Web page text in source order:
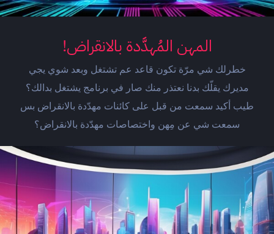
المهن المُهدَّدة بالانقراض!
خطرلك شي مرّة تكون قاعد عم تشتغل وبعد شوي يجي
مديرك يقلّك بدنا نعتذر منك صار في برنامج يشتغل بدالك؟
طيب أكيد سمعت من قبل على كائنات مهدّدة بالانقراض بس
سمعت شي عن مِهن واختصاصات مهدّدة بالانقراض؟